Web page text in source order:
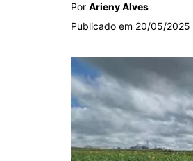
Por Arieny Alves
Publicado em 20/05/2025